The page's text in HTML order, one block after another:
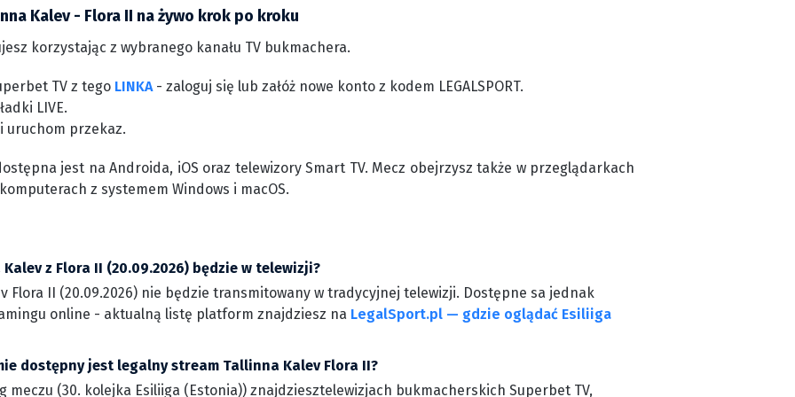
Kalev - Flora II na żywo krok po kroku
korzystając z wybranego kanału TV bukmachera.
TV z tego LINKA- zaloguj się lub załóż nowe konto z kodem LEGALSPORT.
LIVE.
uruchom przekaz.
jest na Androida, iOS oraz telewizory Smart TV. Mecz obejrzysz także w przeglądarkach
z systemem Windows i macOS.
Kalev z Flora II (20.09.2026) będzie w telewizji?
Flora II (20.09.2026) nie będzie transmitowany w tradycyjnej telewizji. Dostępne sa jednak
online - aktualną listę platform znajdziesz na LegalSport.pl — gdzie oglądać Esiliiga
dostępny jest legalny stream Tallinna Kalev Flora II?
meczu (30. kolejka Esiliiga (Estonia)) znajdziesztelewizjach bukmacherskich Superbet TV,